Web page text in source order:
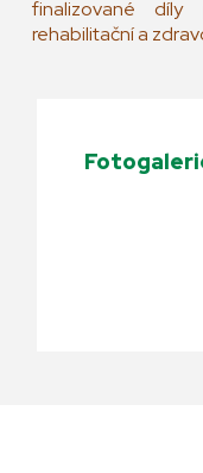
finalizované díly
rehabilitační a